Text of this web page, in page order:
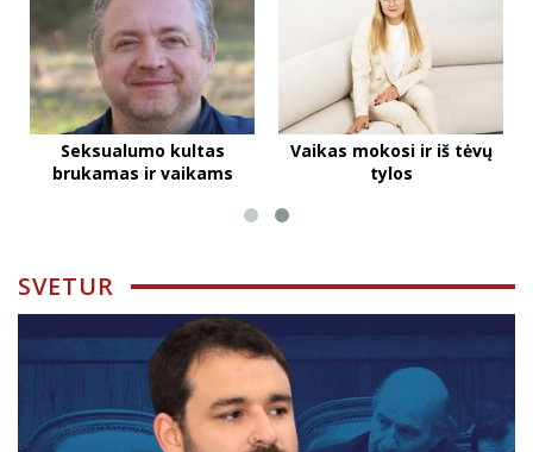
Seksualumo kultas
brukamas ir vaikams
Vaikas mokosi ir iš tėvų
tylos
SVETUR